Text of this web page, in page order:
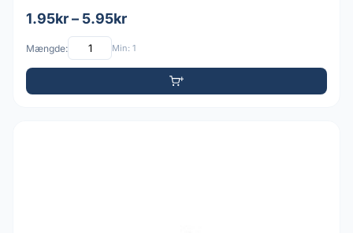
1.95kr – 5.95kr
Mængde: Min: 1